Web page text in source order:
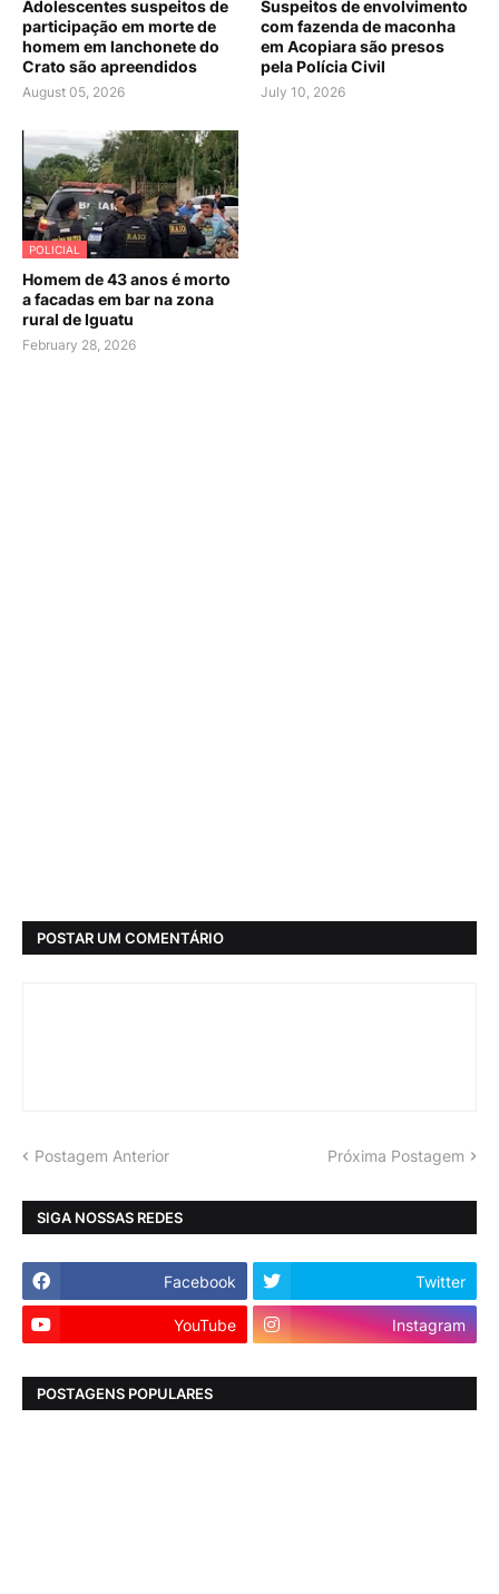
Adolescentes suspeitos de
participação em morte de
homem em lanchonete do
Crato são apreendidos
August 05, 2026
Suspeitos de envolvimento
com fazenda de maconha
em Acopiara são presos
pela Polícia Civil
July 10, 2026
POLICIAL
Homem de 43 anos é morto
a facadas em bar na zona
rural de Iguatu
February 28, 2026
POSTAR UM COMENTÁRIO
Postagem Anterior Próxima Postagem
SIGA NOSSAS REDES
Facebook Twitter
YouTube Instagram
POSTAGENS POPULARES